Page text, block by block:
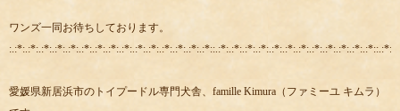
ワンズ一同お待ちしております。
:.:*:.:*:.:*:.:*:.:*:.:*:.:*:.:*:.:*:.:*:.:*:.:*:.:*:.:*:.:*::.:*:.:*:.:*:.:*:.:*:.:*:.:*:.:*:.:*:.:*:.:*:.:*::.:*:.:
愛媛県新居浜市のトイプードル専門犬舎、famille Kimura（ファミーユ キムラ）